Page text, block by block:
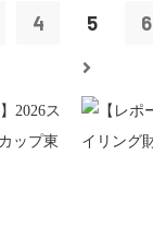
4 5 6